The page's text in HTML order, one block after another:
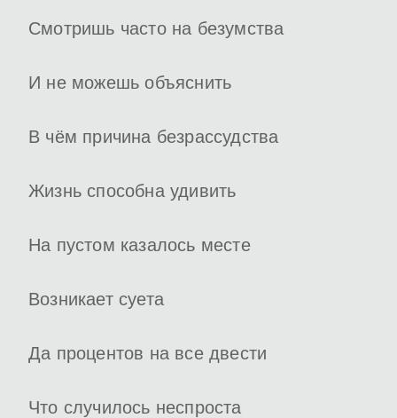
Смотришь часто на безумства
И не можешь объяснить
В чём причина безрассудства
Жизнь способна удивить
На пустом казалось месте
Возникает суета
Да процентов на все двести
Что случилось неспроста